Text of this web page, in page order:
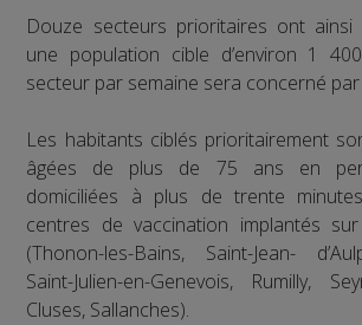
Douze secteurs prioritaires ont
une population cible d’environ 1
secteur par semaine sera concerné
Les habitants ciblés prioritairement
âgées de plus de 75 ans en
domiciliées à plus de trente
centres de vaccination implantés
(Thonon-les-Bains, Saint-Jean-
Saint-Julien-en-Genevois, Rumilly,
Cluses, Sallanches).